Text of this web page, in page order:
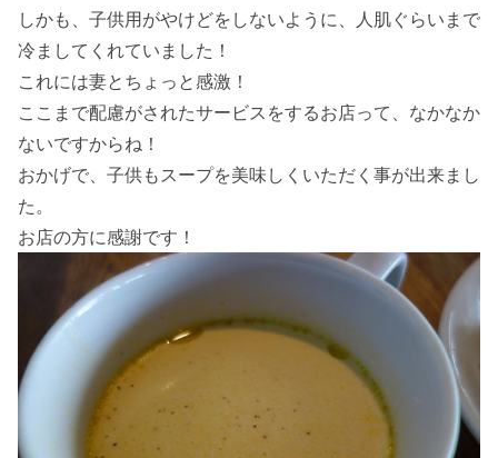
しかも、子供用がやけどをしないように、人肌ぐらいまで
冷ましてくれていました！
これには妻とちょっと感激！
ここまで配慮がされたサービスをするお店って、なかなか
ないですからね！
おかげで、子供もスープを美味しくいただく事が出来まし
た。
お店の方に感謝です！